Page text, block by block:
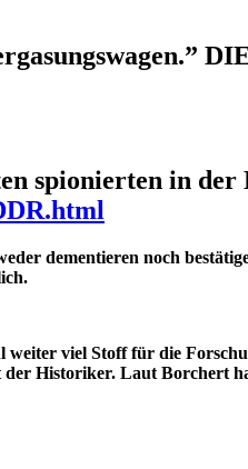
spionierten in der
dementieren noch
viel Stoff für die
Historiker. Laut Borchert